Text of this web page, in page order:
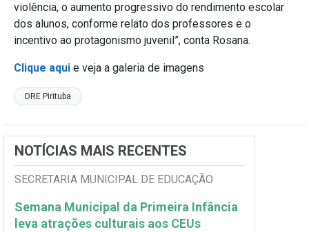
violência, o aumento progressivo do rendimento escolar
dos alunos, conforme relato dos professores e o
incentivo ao protagonismo juvenil”, conta Rosana.
Clique aqui e veja a galeria de imagens
DRE Pirituba
NOTÍCIAS MAIS RECENTES
SECRETARIA MUNICIPAL DE EDUCAÇÃO
Semana Municipal da Primeira Infância
leva atrações culturais aos CEUs